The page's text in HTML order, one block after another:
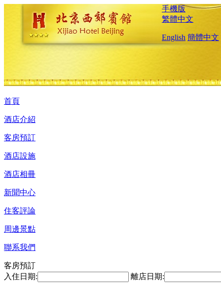
手機版
繁體中文
English 簡體中文
首頁
酒店介紹
客房預訂
酒店設施
酒店相冊
新聞中心
住客評論
周邊景點
聯系我們
客房預訂
入住日期:
離店日期: